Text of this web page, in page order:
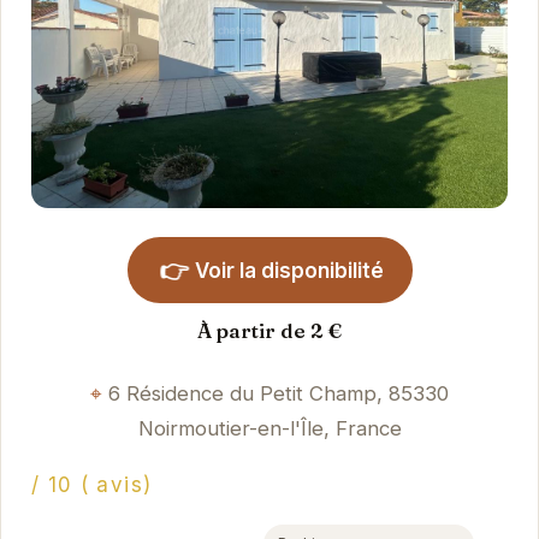
👉 Voir la disponibilité
À partir de 2 €
6 Résidence du Petit Champ, 85330
Noirmoutier-en-l'Île, France
/ 10 ( avis)